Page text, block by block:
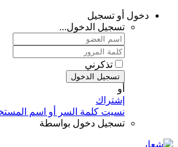
دخول أو تسجيل
تسجيل الدخول...
تذكرني
تسجيل الدخول
أو
إشتراك
نسيت كلمة السر أو اسم
تسجيل دخول بواسطة